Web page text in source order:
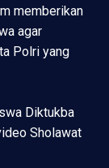
memberikan
agar
Polri yang
Diktukba
Sholawat